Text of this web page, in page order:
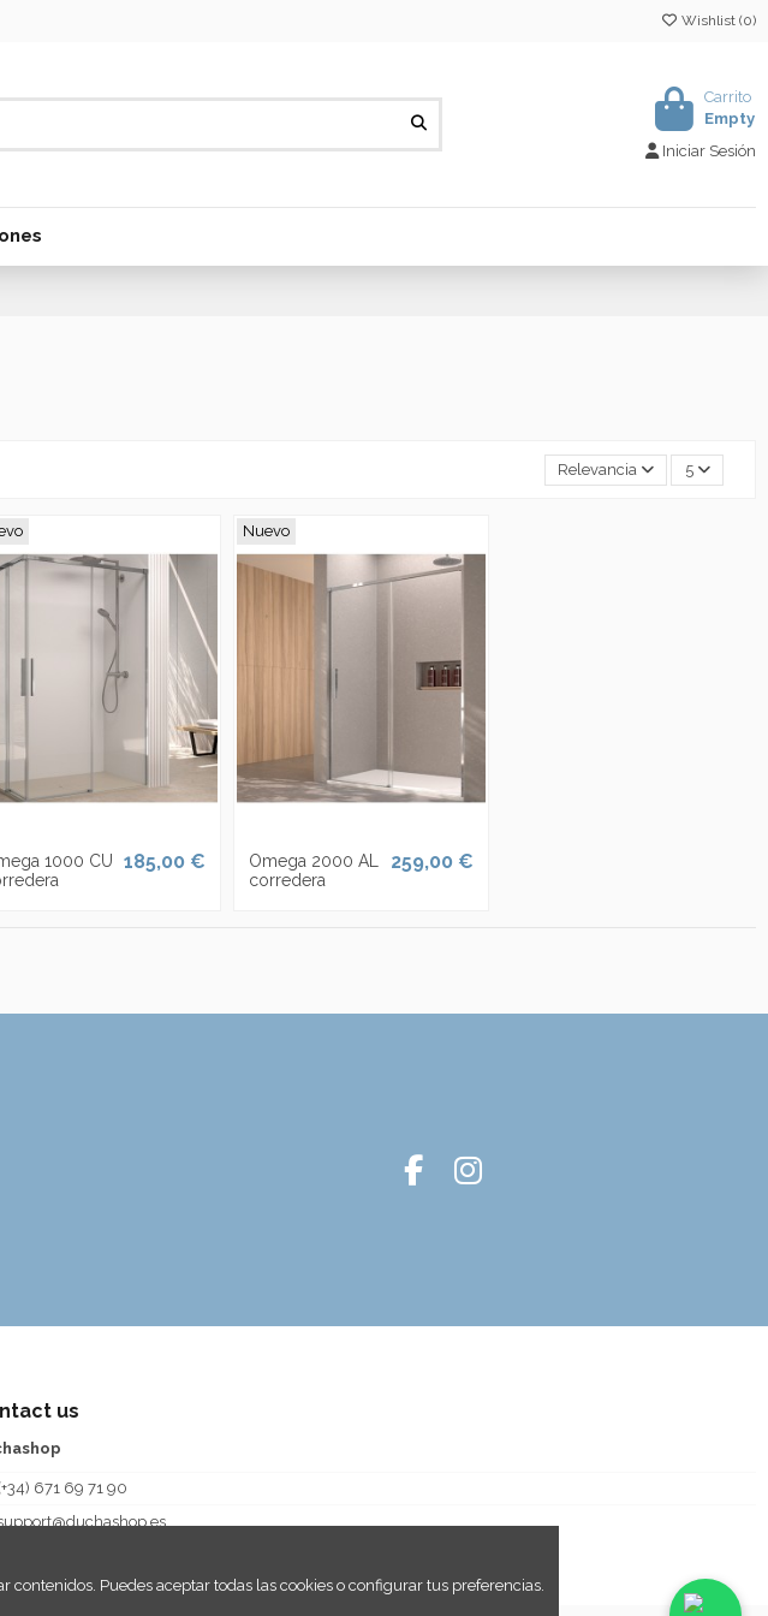
Wishlist (0)
Carrito
Empty
Iniciar Sesión
Relevancia 5
1000 CU
185,00 €
Nuevo
Omega 2000 AL
corredera
259,00 €
us
671 69 71 90
Puedes aceptar todas las cookies o configurar tus preferencias.